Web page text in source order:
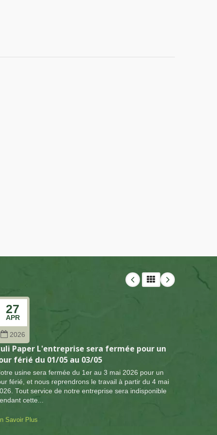
27
APR
2026
Paper L'entreprise sera fermée pour un
férié du 01/05 au 03/05
usine sera fermée du 1er au 3 mai 2026 pour un
férié, et nous reprendrons le travail à partir du 4 mai
Tout service de notre entreprise sera indisponible
cette...
Savoir Plus